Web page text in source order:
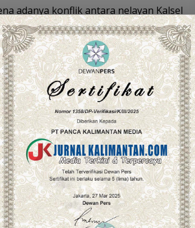
adanya konflik antara nelayan Kalsel
terkait metode penangkapan, wilayah
kami ingin menghadirkan titik temu
adil, berkelanjutan, dan mampu
HK, perwakilan Kakor Polairud
Perikanan dari Jatim, Jateng, dan Kalsel,
terkait lainnya.
Syekh Muhammad Arsyad Al Banjari
Langkah Tegas Polda Kalsel